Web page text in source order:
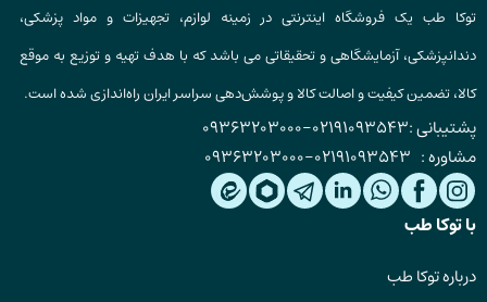
توکا طب یک فروشگاه اینترنتی در زمینه لوازم، تجهیزات و مواد پزشکی،
دندانپزشکی، آزمایشگاهی و تحقیقاتی می باشد که با هدف تهیه و توزیع به موقع
کالا، تضمین کیفیت و اصالت کالا و پوشش‌دهی سراسر ایران راه‌اندازی شده است.
پشتیبانی :02191093543
-
09363203000
مشاوره : 02191093543
-
09363203000
با توکا طب
درباره توکا طب